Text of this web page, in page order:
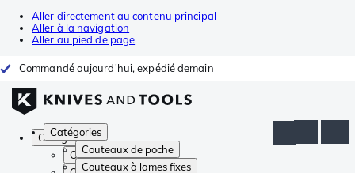
Aller directement au contenu principal
Aller à la navigation
Aller au pied de page
Commandé aujourd'hui, expédié demain
Catégories
Couteaux de poche
Couteaux à lames fixes
Catégories
Couteaux de poche